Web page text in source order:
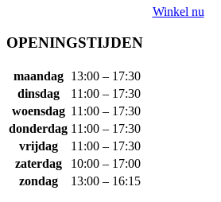
Winkel nu
OPENINGSTIJDEN
maandag
13:00 – 17:30
dinsdag
11:00 – 17:30
woensdag 11:00 – 17:30
donderdag 11:00 – 17:30
vrijdag
11:00 – 17:30
zaterdag
10:00 – 17:00
zondag
13:00 – 16:15